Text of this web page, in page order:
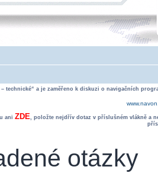
technické“ a je zaměřeno k diskuzi o navigačních
ani ZDE, položte nejdřív dotaz v příslušném vlákně a
otázky